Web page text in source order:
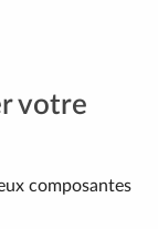
votre
composantes